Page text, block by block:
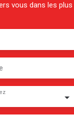
vous dans les plus